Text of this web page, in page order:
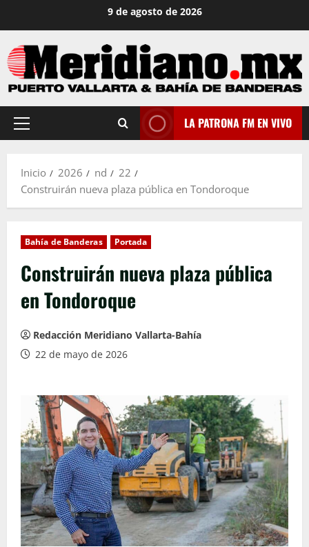
contenido
9 de agosto de 2026
Menú
LA PATRONA FM EN VIVO
Inicio 2026 nd
22
Construirán nueva plaza pública en Tondoroque
Bahía de Banderas Portada
Construirán nueva plaza pública
en Tondoroque
Redacción Meridiano Vallarta-Bahía
22 de mayo de 2026